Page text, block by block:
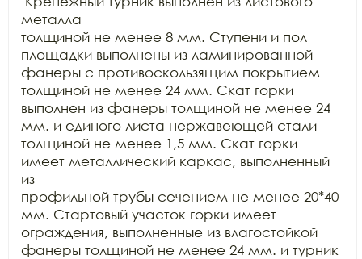
металла
толщиной не менее 8 мм. Ступени и пол
площадки выполнены из ламинированной
фанеры с противоскользящим покрытием
толщиной не менее 24 мм. Скат горки
выполнен из фанеры толщиной не менее 24
мм. и единого листа нержавеющей стали
толщиной не менее 1,5 мм. Скат горки
имеет металлический каркас, выполненный
из
профильной трубы сечением не менее 20*40
мм. Стартовый участок горки имеет
ограждения, выполненные из влагостойкой
фанеры толщиной не менее 24 мм. и турник